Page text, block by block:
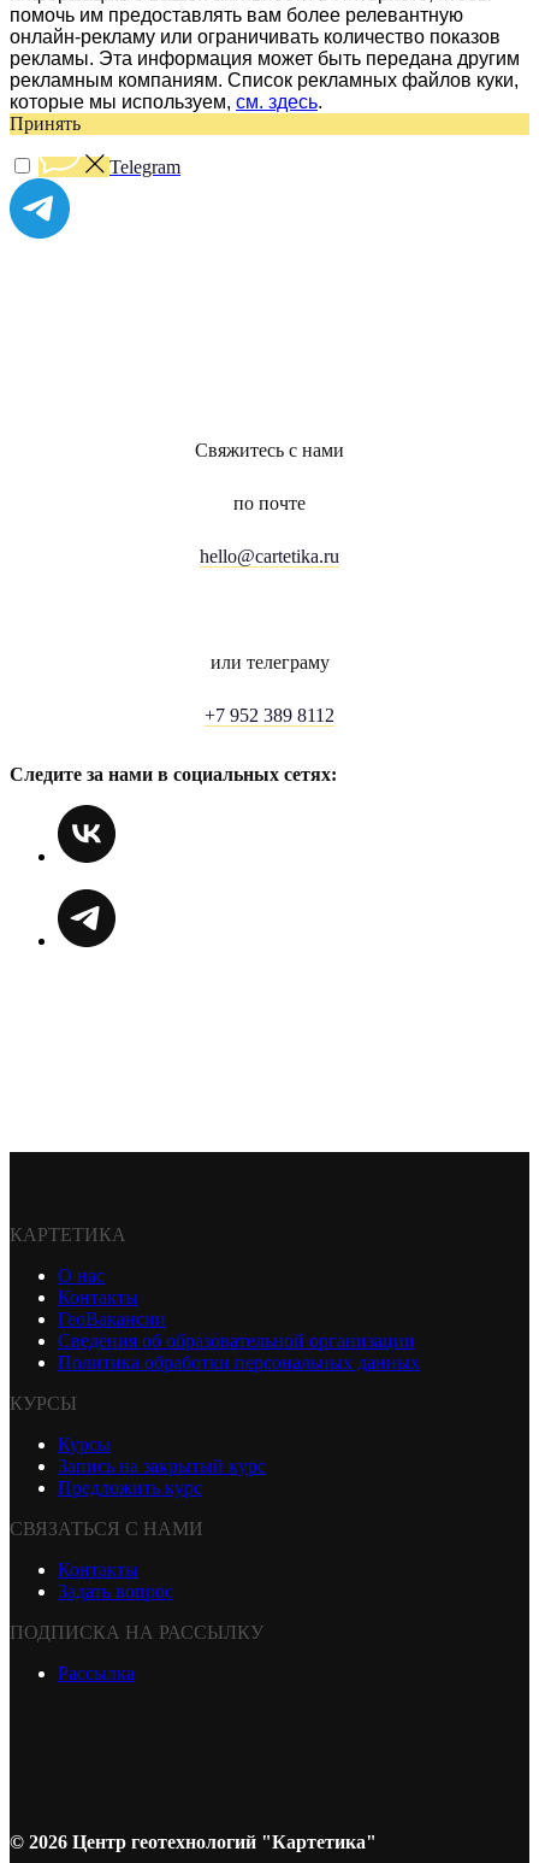
помочь им предоставлять вам более релевантную
онлайн-рекламу или ограничивать количество показов
рекламы. Эта информация может быть передана другим
рекламным компаниям. Список рекламных файлов куки,
которые мы используем, см. здесь.
Принять
Telegram
Свяжитесь с нами
по почте
hello@cartetika.ru
или телеграму
+7 952 389 8112
Следите за нами в социальных сетях:
КАРТЕТИКА
О нас
Контакты
ГеоВакансии
Сведения об образовательной организации
Политика обработки персональных данных
КУРСЫ
Курсы
Запись на закрытый курс
Предложить курс
СВЯЗАТЬСЯ С НАМИ
Контакты
Задать вопрос
ПОДПИСКА НА РАССЫЛКУ
Рассылка
© 2026 Центр геотехнологий "Картетика"